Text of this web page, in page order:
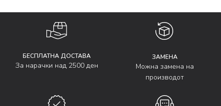
БЕСПЛАТНА ДОСТАВА
За нарачки над 2500 ден
ЗАМЕНА
Можна замена на
производот